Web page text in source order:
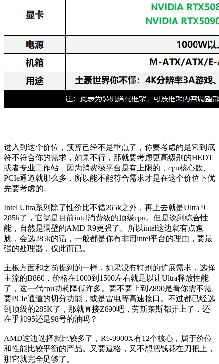
进入到这个价位，预算已经不是重点了，你要考虑的是它到底
符不符合你的需求，如果不行，那就要考虑更高级别的HEDT
或者专业工作站，因为消费级平台是有上限的，cpu核心数、
PCIe通道就那么多，所以能不能符合需求才是在这个价位下优
先要考虑的。
Intel Ultra系列除了性价比不错265k之外，再上去就是Ultra 9
285k了，它就是目前intel消费级的顶级cpu。但是说到综合性
能，自然是隔壁的AMD R9更强了。所以intel这边就有点尴
尬，会选285k的话，一般都是你有非用intel平台的理由，要最
强的处理器，仅此而已。
主板方面和之前提到的一样，如果没有特别的扩展需求，选择
主流的B860，价格在1000到1500左右就足以让Ultra释放性能
了，这一代cpu功耗降低许多。要不要上到Z890是看你需不需
要PCIe通道的切分功能，或是雷电等高速接口。不过都已经选
到顶级的285K了，那就直接Z890吧，劳斯莱斯都开上了，还
在乎加95还是98号的油吗？
AMD这边选择就比较多了，R9-9900X有12个核心，属于价位
和性能比较平衡的产品。又要逼格，又不想把钱花在刀把上，
那它就完全足够了。